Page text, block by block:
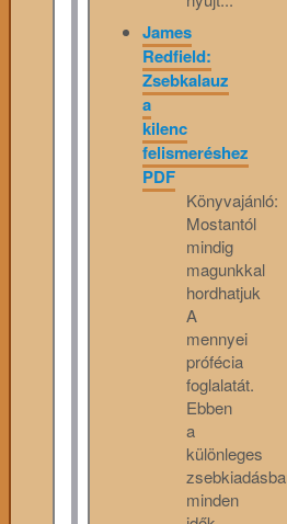
James
Redfield:
Zsebkalauz
a
kilenc
felismeréshez
PDF
Könyvajánló:
Mostantól
mindig
magunkkal
hordhatjuk
A
mennyei
prófécia
foglalatát.
Ebben
a
különleges
minden